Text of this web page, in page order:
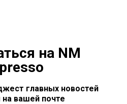
на NM
главных новостей
вашей почте